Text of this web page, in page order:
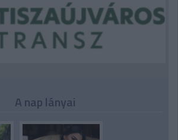
A nap lányai